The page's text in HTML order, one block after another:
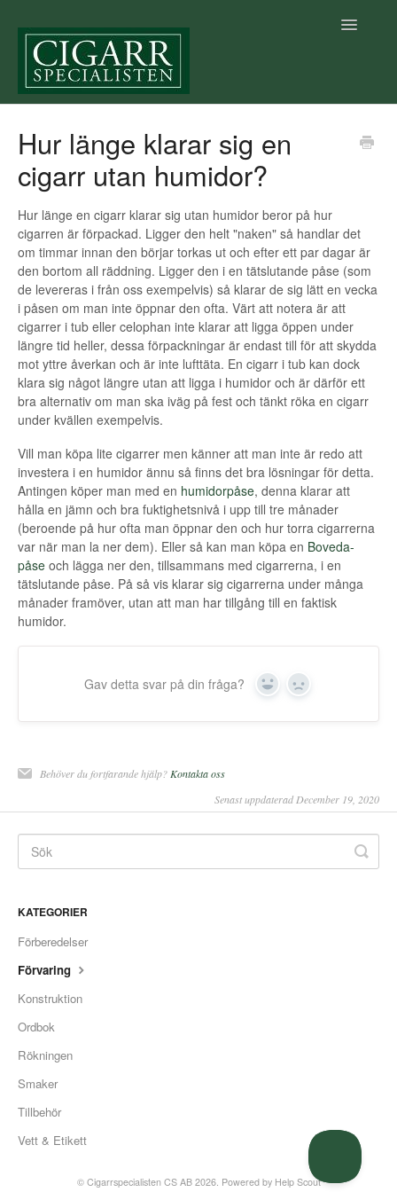
Toggle
Cigarrkunskap
Betalning & Leverans
Villkor
Vår e-handel
Allmänt
Vår fysiska butik
Hur länge klarar sig en
cigarr utan humidor?
Hur länge en cigarr klarar sig utan humidor beror på hur
cigarren är förpackad. Ligger den helt "naken" så handlar det
om timmar innan den börjar torkas ut och efter ett par dagar är
den bortom all räddning. Ligger den i en tätslutande påse (som
de levereras i från oss exempelvis) så klarar de sig lätt en vecka
i påsen om man inte öppnar den ofta. Värt att notera är att
cigarrer i tub eller celophan inte klarar att ligga öppen under
längre tid heller, dessa förpackningar är endast till för att skydda
mot yttre åverkan och är inte lufttäta. En cigarr i tub kan dock
klara sig något längre utan att ligga i humidor och är därför ett
bra alternativ om man ska iväg på fest och tänkt röka en cigarr
under kvällen exempelvis.
Vill man köpa lite cigarrer men känner att man inte är redo att
investera i en humidor ännu så finns det bra lösningar för detta.
Antingen köper man med en humidorpåse, denna klarar att
hålla en jämn och bra fuktighetsnivå i upp till tre månader
(beroende på hur ofta man öppnar den och hur torra cigarrerna
var när man la ner dem). Eller så kan man köpa en Boveda-
påse och lägga ner den, tillsammans med cigarrerna, i en
tätslutande påse. På så vis klarar sig cigarrerna under många
månader framöver, utan att man har tillgång till en faktisk
humidor.
Gav detta svar på din fråga? Yes No
Behöver du fortfarande hjälp? Kontakta oss
Senast uppdaterad December 19, 2020
KATEGORIER
Förberedelser
Förvaring
Konstruktion
Ordbok
Rökningen
Smaker
Tillbehör
Vett & Etikett
© Cigarrspecialisten CS AB2026. Powered by Help Scout